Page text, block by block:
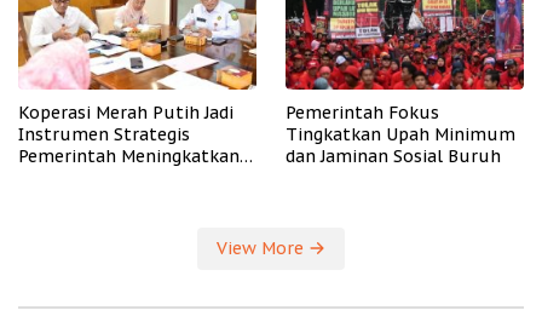
Koperasi Merah Putih Jadi
Instrumen Strategis
Pemerintah Meningkatkan
Pemerintah Fokus
Tingkatkan Upah Minimum
dan Jaminan Sosial Buruh
View More